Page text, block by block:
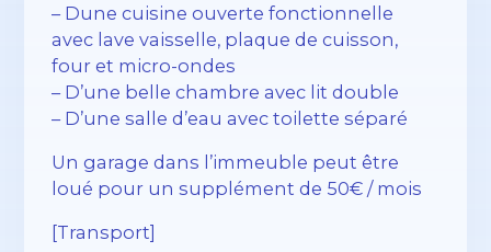
– Dune cuisine ouverte fonctionnelle
avec lave vaisselle, plaque de cuisson,
four et micro-ondes
– D’une belle chambre avec lit double
– D’une salle d’eau avec toilette séparé
Un garage dans l’immeuble peut être
loué pour un supplément de 50€ / mois
[Transport]